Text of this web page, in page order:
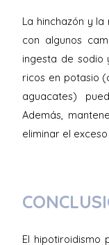
La hinchazón y
con algunos
ingesta de sodio
ricos en potasio
aguacates)
Además,
eliminar el
El hipotiroidismo